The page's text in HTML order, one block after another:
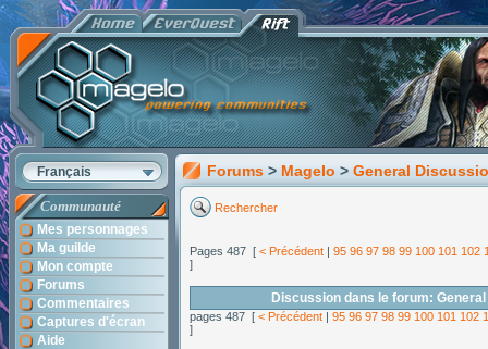
Français
Communauté
Mes personnages
Ma guilde
Mon compte
Forums
Commentaires
Captures d'écran
Aide
Forums > Magelo > General
Rechercher
Pages 487 [ < Précédent | 95 96 97 98 99 100 101 102
]
Discussion dans le forum:
pages 487 [ < Précédent | 95 96 97 98 99 100 101 102
]